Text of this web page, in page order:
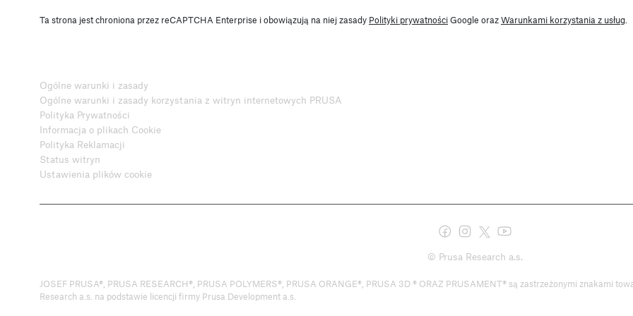
Ta strona jest chroniona przez reCAPTCHA Enterprise i obowiązują na niej zasady Polityki prywatnościGoogle orazWarunkami korzystania z usług.
Ogólne warunki i zasady
Ogólne warunki i zasady korzystania z witryn internetowych PRUSA
Polityka Prywatności
Informacja o plikach Cookie
Polityka Reklamacji
Status witryn
Ustawienia plików cookie
© Prusa Research a.s.
JOSEF PRUSA®, PRUSA RESEARCH®, PRUSA POLYMERS®, PRUSA ORANGE®, PRUSA 3D ® ORAZ PRUSAMENT® są zastrzeżonymi znakami
Research a.s. na podstawie licencji firmy Prusa Development a.s.